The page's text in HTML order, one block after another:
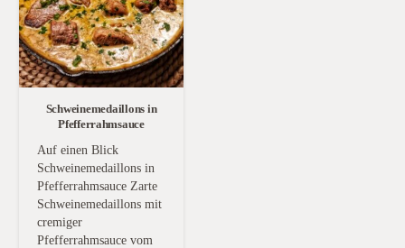
Schweinemedaillons in
Pfefferrahmsauce
Auf einen Blick
Schweinemedaillons in
Pfefferrahmsauce Zarte
Schweinemedaillons mit
cremiger
Pfefferrahmsauce vom